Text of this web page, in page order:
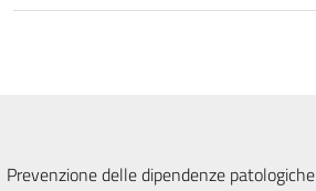
Prevenzione delle dipendenze patologiche